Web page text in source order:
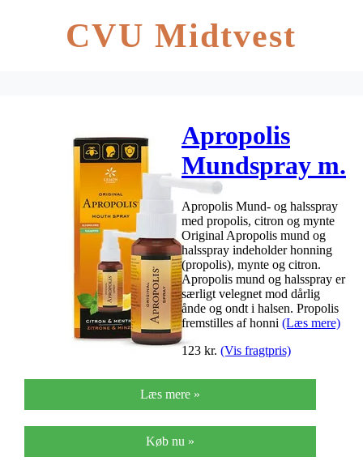
CVU Midtvest
Apropolis
Mundspray m.
propolis – 30
ml.
Apropolis Mund- og halsspray
med propolis, citron og mynte
Original Apropolis mund og
halsspray indeholder honning
(propolis), mynte og citron.
Apropolis mund og halsspray er
særligt velegnet mod dårlig
ånde og ondt i halsen. Propolis
fremstilles af honni (Læs mere)
123 kr. (Vis fragtpris)
Læs mere »
Køb nu »